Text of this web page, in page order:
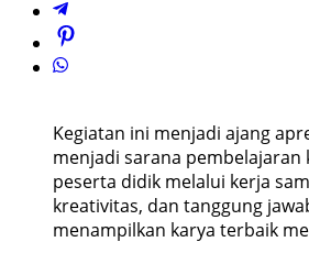
Kegiatan ini menjadi ajang
menjadi sarana pembelajaran
peserta didik melalui kerja
kreativitas, dan tanggung
menampilkan karya terbaik